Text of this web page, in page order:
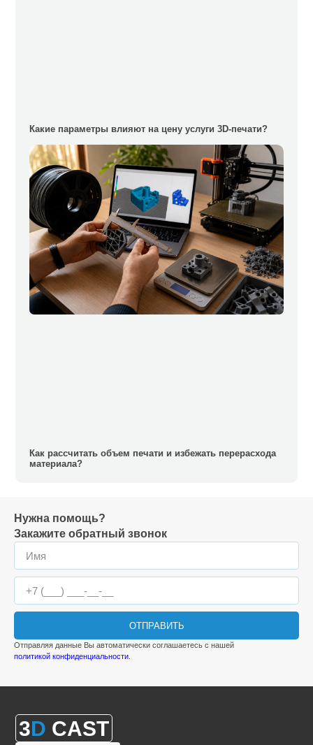
Какие параметры влияют на цену услуги 3D-печати?
Как рассчитать объем печати и избежать перерасхода
материала?
Нужна помощь?
Закажите обратный звонок
ОТПРАВИТЬ
Отправляя данные Вы автоматически соглашаетесь с нашей
политикой конфиденциальности
3D CAST